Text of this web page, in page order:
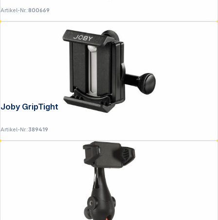
Artikel-Nr.:800669
Joby GripTight Mount PRO schwarz
Artikel-Nr.:389419